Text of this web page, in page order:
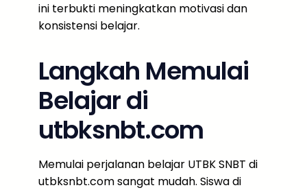
ini terbukti meningkatkan motivasi dan
konsistensi belajar.
Langkah Memulai
Belajar di
utbksnbt.com
Memulai perjalanan belajar UTBK SNBT di
utbksnbt.com sangat mudah. Siswa di